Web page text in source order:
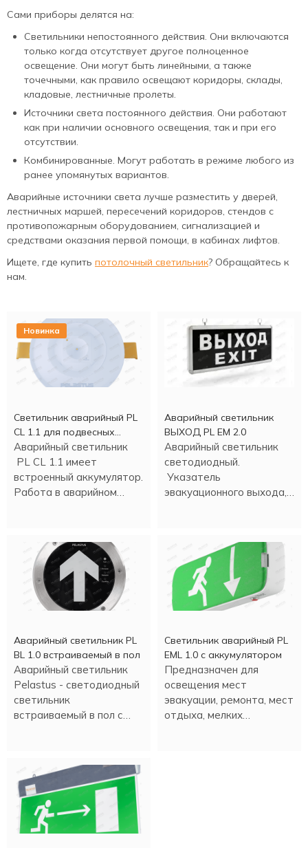
Сами приборы делятся на:
Светильники непостоянного действия. Они включаются
только когда отсутствует другое полноценное
освещение. Они могут быть линейными, а также
точечными, как правило освещают коридоры, склады,
кладовые, лестничные пролеты.
Источники света постоянного действия. Они работают
как при наличии основного освещения, так и при его
отсутствии.
Комбинированные. Могут работать в режиме любого из
ранее упомянутых вариантов.
Аварийные источники света лучше разместить у дверей,
лестничных маршей, пересечений коридоров, стендов с
противопожарным оборудованием, сигнализацией и
средствами оказания первой помощи, в кабинах лифтов.
Ищете, где купить потолочный светильник? Обращайтесь к
нам.
Новинка
Светильник аварийный PL
CL 1.1 для подвесных
потолков
Аварийный светильник
PL CL 1.1 имеет
встроенный аккумулятор.
Работа в аварийном
Аварийный светильник
ВЫХОД PL EM 2.0
Аварийный светильник
светодиодный.
Указатель
эвакуационного выхода,
Аварийный светильник PL
BL 1.0 встраиваемый в пол
Аварийный светильник
Pelastus - светодиодный
светильник
встраиваемый в пол с
Светильник аварийный PL
EML 1.0 с аккумулятором
Предназначен для
освещения мест
эвакуации, ремонта, мест
отдыха, мелких